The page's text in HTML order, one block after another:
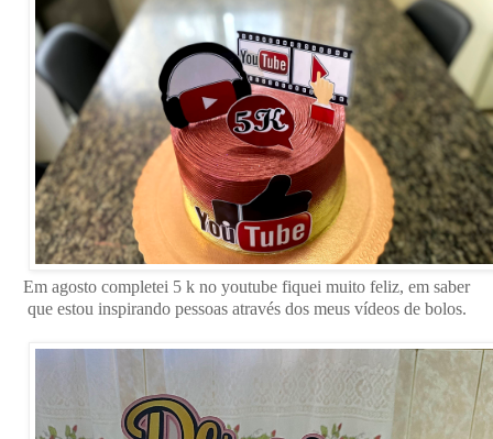
Em agosto completei 5 k no youtube fiquei muito feliz, em saber
que estou inspirando pessoas através dos meus vídeos de bolos.